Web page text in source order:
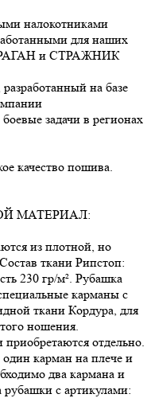
налокотниками
для наших
и СТРАЖНИК
на базе
задачи в регионах
качество пошива.
МАТЕРИАЛ:
из плотной, но
ткани Рипстоп:
230 гр/м². Рубашка
карманы с
ткани Кордура, для
ношения.
отдельно.
карман на плече и
два кармана и
с артикулами: